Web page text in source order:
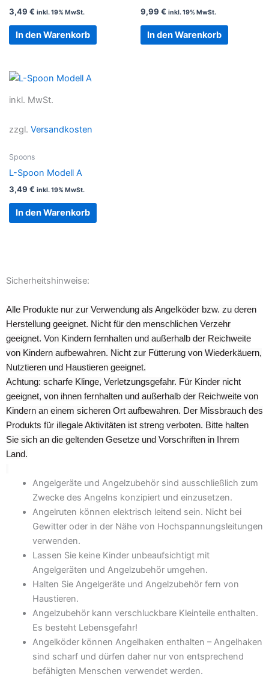
3,49 € inkl. 19% MwSt.
In den Warenkorb
9,99 € inkl. 19% MwSt.
In den Warenkorb
inkl. MwSt.
zzgl. Versandkosten
Spoons
L-Spoon Modell A
3,49 € inkl. 19% MwSt.
In den Warenkorb
Sicherheitshinweise:
Alle Produkte nur zur Verwendung als Angelköder bzw. zu deren
Herstellung geeignet. Nicht für den menschlichen Verzehr
geeignet. Von Kindern fernhalten und außerhalb der Reichweite
von Kindern aufbewahren. Nicht zur Fütterung von Wiederkäuern,
Nutztieren und Haustieren geeignet.
Achtung: scharfe Klinge, Verletzungsgefahr. Für Kinder nicht
geeignet, von ihnen fernhalten und außerhalb der Reichweite von
Kindern an einem sicheren Ort aufbewahren. Der Missbrauch des
Produkts für illegale Aktivitäten ist streng verboten. Bitte halten
Sie sich an die geltenden Gesetze und Vorschriften in Ihrem
Land.
Angelgeräte und Angelzubehör sind ausschließlich zum
Zwecke des Angelns konzipiert und einzusetzen.
Angelruten können elektrisch leitend sein. Nicht bei
Gewitter oder in der Nähe von Hochspannungsleitungen
verwenden.
Lassen Sie keine Kinder unbeaufsichtigt mit
Angelgeräten und Angelzubehör umgehen.
Halten Sie Angelgeräte und Angelzubehör fern von
Haustieren.
Angelzubehör kann verschluckbare Kleinteile enthalten.
Es besteht Lebensgefahr!
Angelköder können Angelhaken enthalten – Angelhaken
sind scharf und dürfen daher nur von entsprechend
befähigten Menschen verwendet werden.